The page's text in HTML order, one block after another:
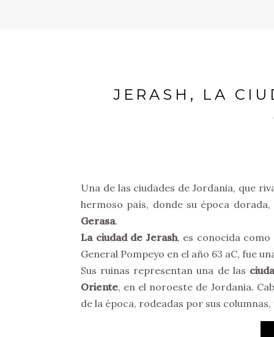
JERASH, LA
Una de las ciudades de Jordania, que
hermoso país, donde su época
Gerasa.
La ciudad de Jerash, es conocida como
General Pompeyo en el año 63 aC, fue
Sus ruinas representan una de las
Oriente, en el noroeste de Jordania.
de la época, rodeadas por sus